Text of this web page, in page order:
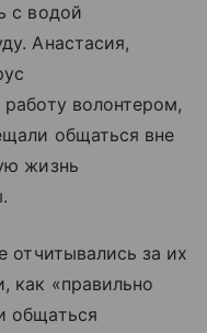
с водой
Анастасия,
волонтером,
общаться вне
жизнь
отчитывались за их
как «правильно
общаться